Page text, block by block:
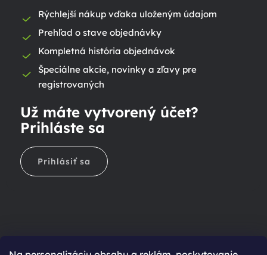
Rýchlejší nákup vďaka uloženým údajom
Prehľad o stave objednávky
Kompletná história objednávok
Špeciálne akcie, novinky a zľavy pre
registrovaných
Už máte vytvorený účet?
Prihláste sa
Prihlásiť sa